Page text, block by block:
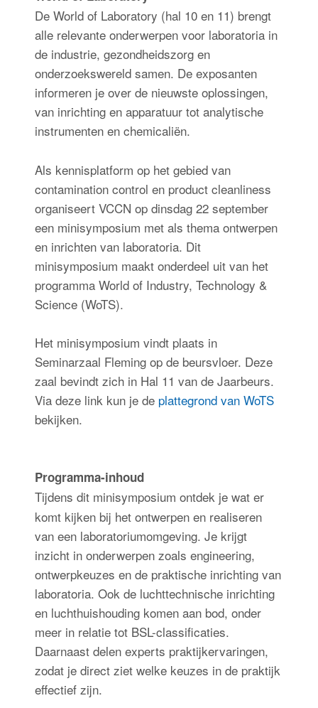
De World of Laboratory (hal 10 en 11) brengt
alle relevante onderwerpen voor laboratoria in
de industrie, gezondheidszorg en
onderzoekswereld samen. De exposanten
informeren je over de nieuwste oplossingen,
van inrichting en apparatuur tot analytische
instrumenten en chemicaliën.
Als kennisplatform op het gebied van
contamination control en product cleanliness
organiseert VCCN op dinsdag 22 september
een minisymposium met als thema ontwerpen
en inrichten van laboratoria. Dit
minisymposium maakt onderdeel uit van het
programma World of Industry, Technology &
Science (WoTS).
Het minisymposium vindt plaats in
Seminarzaal Fleming op de beursvloer. Deze
zaal bevindt zich in Hal 11 van de Jaarbeurs.
Via deze link kun je de plattegrond van WoTS
bekijken.
Programma-inhoud
Tijdens dit minisymposium ontdek je wat er
komt kijken bij het ontwerpen en realiseren
van een laboratoriumomgeving. Je krijgt
inzicht in onderwerpen zoals engineering,
ontwerpkeuzes en de praktische inrichting van
laboratoria. Ook de luchttechnische inrichting
en luchthuishouding komen aan bod, onder
meer in relatie tot BSL-classificaties.
Daarnaast delen experts praktijkervaringen,
zodat je direct ziet welke keuzes in de praktijk
effectief zijn.